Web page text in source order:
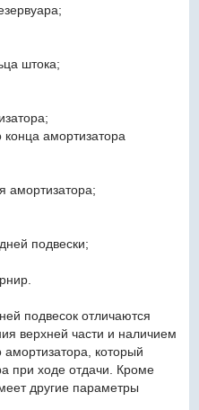
штока;
конца амортизатора
амортизатора;
подвески;
подвесок отличаются
верхней части и наличием
который
при ходе отдачи. Кроме
другие параметры